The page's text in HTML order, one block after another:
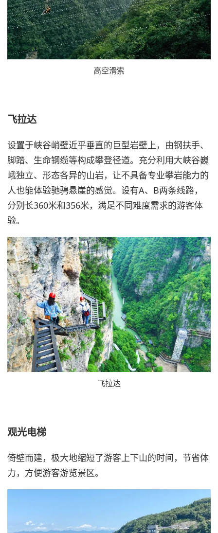
高空滑索
飞拉达
设置于峡谷峭壁近乎垂直的巨型岩壁上，由钢扶手、
脚踏、生命钢缆等构成攀登径道。充分利用大峡谷巍
峨独立、形态各异的山岩，让不具备专业攀岩能力的
人也能体验驰骋悬崖的感觉。设有A、B两条线路，
分别长360米和356米，满足不同难度需求的游客体
验。
飞拉达
观光电梯
倚壁而建，极大地缩短了游客上下山的时间，节省体
力，方便游客游览景区。